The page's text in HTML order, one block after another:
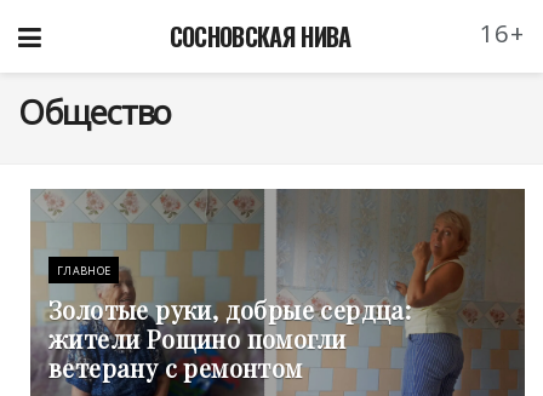
СОСНОВСКАЯ НИВА 16+
Общество
ГЛАВНОЕ
Золотые руки, добрые сердца:
жители Рощино помогли
ветерану с ремонтом